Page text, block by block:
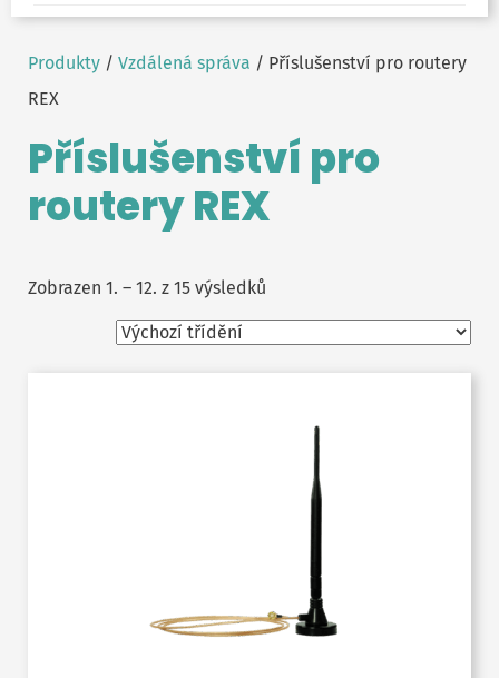
Produkty / Vzdálená správa / Příslušenství pro routery
REX
Příslušenství pro
routery REX
Zobrazen 1. – 12. z 15 výsledků